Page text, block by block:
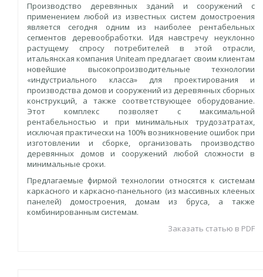
Производство деревянных зданий и сооружений с
применением любой из известных систем домостроения
является сегодня одним из наиболее рентабельных
сегментов деревообработки. Идя навстречу неуклонно
растущему спросу потребителей в этой отрасли,
итальянская компания Uniteam предлагает своим клиентам
новейшие высокопроизводительные технологии
«индустриального класса» для проектирования и
производства домов и сооружений из деревянных сборных
конструкций, а также соответствующее оборудование.
Этот комплекс позволяет с максимальной
рентабельностью и при минимальных трудозатратах,
исключая практически на 100% возникновение ошибок при
изготовлении и сборке, организовать производство
деревянных домов и сооружений любой сложности в
минимальные сроки.
Предлагаемые фирмой технологии относятся к системам
каркасного и каркасно-панельного (из массивных клееных
панелей) домостроения, домам из бруса, а также
комбинированным системам.
Заказать статью в PDF